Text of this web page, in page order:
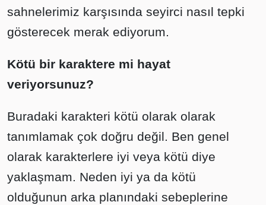
sahnelerimiz karşısında seyirci nasıl tepki
gösterecek merak ediyorum.
Kötü bir karaktere mi hayat
veriyorsunuz?
Buradaki karakteri kötü olarak olarak
tanımlamak çok doğru değil. Ben genel
olarak karakterlere iyi veya kötü diye
yaklaşmam. Neden iyi ya da kötü
olduğunun arka planındaki sebeplerine